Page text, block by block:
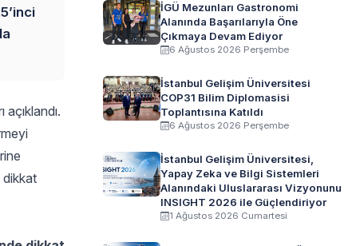
dikkat
İGÜ Mezunları Gastronomi
Alanında Başarılarıyla Öne
Çıkmaya Devam Ediyor
6 Ağustos 2026 Perşembe
İstanbul Gelişim Üniversitesi
COP31 Bilim Diplomasisi
Toplantısına Katıldı
6 Ağustos 2026 Perşembe
İstanbul Gelişim Üniversitesi,
Yapay Zeka ve Bilgi Sistemleri
Alanındaki Uluslararası Vizyonunu
INSIGHT 2026 ile Güçlendiriyor
1 Ağustos 2026 Cumartesi